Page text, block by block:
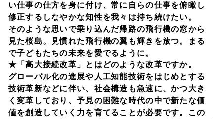
い仕事の仕方を身に付け、常に自らの仕事を俯瞰し
修正するしなやかな知性を我々は持ち続けたい。
そのような思いで乗り込んだ帰路の飛行機の窓から
見た桜島。見慣れた飛行機の翼も輝きを放つ。まる
で子どもたちの未来を愛でるように。
★「高大接続改革」とはどのような改革ですか。
グローバル化の進展や人工知能技術をはじめとする
技術革新などに伴い、社会構造も急速に、かつ大き
く変革しており、予見の困難な時代の中で新たな価
値を創造していく力を育てることが必要です。この